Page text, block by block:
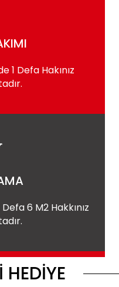
1 Defa Hakınız
6 M2 Hakkınız
HEDİYE